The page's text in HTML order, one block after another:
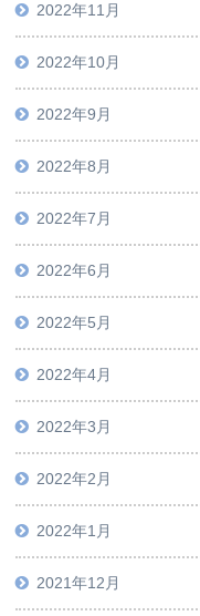
2022年11月
2022年10月
2022年9月
2022年8月
2022年7月
2022年6月
2022年5月
2022年4月
2022年3月
2022年2月
2022年1月
2021年12月